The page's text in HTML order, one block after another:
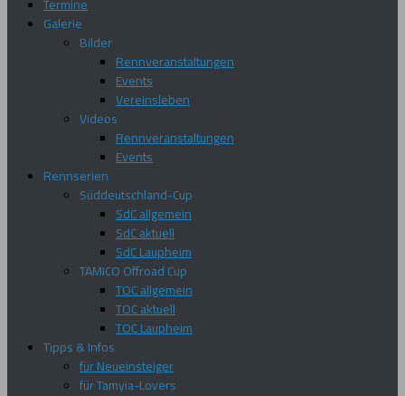
Termine
Galerie
Bilder
Rennveranstaltungen
Events
Vereinsleben
Videos
Rennveranstaltungen
Events
Rennserien
Süddeutschland-Cup
SdC allgemein
SdC aktuell
SdC Laupheim
TAMICO Offroad Cup
TOC allgemein
TOC aktuell
TOC Laupheim
Tipps & Infos
für Neueinsteiger
für Tamyia-Lovers